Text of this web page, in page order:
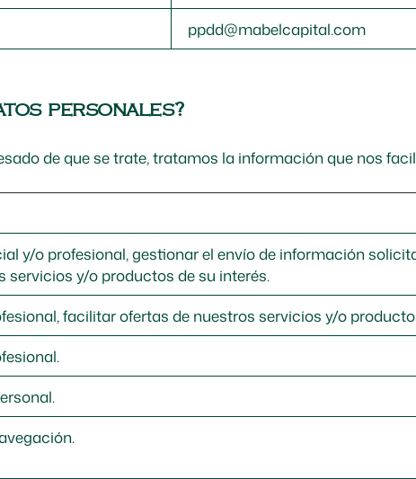
ppdd@mabelcapital.com
personales?
de que se trate, tratamos la información que nos
y/o profesional, gestionar el envío de información
y/o productos de su interés.
facilitar ofertas de nuestros servicios y/o